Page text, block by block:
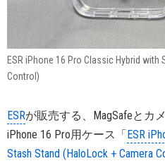
ESR iPhone 16 Pro Classic Hybrid with
Control)
ESRが販売する、MagSafeとカ
iPhone 16 Pro用ケース「ESR
Stash Stand (HaloLock + Camera